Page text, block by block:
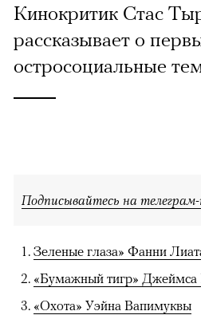
Кинокритик Стас
рассказывает о
остросоциальные
Подписывайтесь на
Зеленые глаза» Фанни
«Бумажный тигр» Джеймса
«Охота» Уэйна Вапимуквы